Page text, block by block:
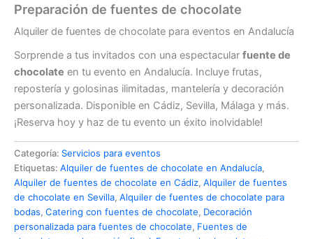
Preparación de fuentes de chocolate
Alquiler de fuentes de chocolate para eventos en Andalucía
Sorprende a tus invitados con una espectacular fuente de
chocolate en tu evento en Andalucía. Incluye frutas,
repostería y golosinas ilimitadas, mantelería y decoración
personalizada. Disponible en Cádiz, Sevilla, Málaga y más.
¡Reserva hoy y haz de tu evento un éxito inolvidable!
Categoría: Servicios para eventos
Etiquetas: Alquiler de fuentes de chocolate en Andalucía,
Alquiler de fuentes de chocolate en Cádiz, Alquiler de fuentes
de chocolate en Sevilla, Alquiler de fuentes de chocolate para
bodas, Catering con fuentes de chocolate, Decoración
personalizada para fuentes de chocolate, Fuentes de